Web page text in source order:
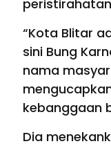
“Kota Blitar
sini Bung
nama
kebanggaan
Dia